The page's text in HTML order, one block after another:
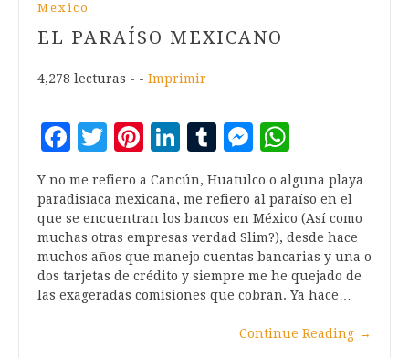
Mexico
EL PARAÍSO MEXICANO
4,278 lecturas - - Imprimir
Facebook
Twitter
Pinterest
LinkedIn
Tumblr
Messenger
Y no me refiero a Cancún, Huatulco o alguna playa
paradisíaca mexicana, me refiero al paraíso en el
que se encuentran los bancos en México (Así como
muchas otras empresas verdad Slim?), desde hace
muchos años que manejo cuentas bancarias y una o
dos tarjetas de crédito y siempre me he quejado de
las exageradas comisiones que cobran. Ya hace…
Continue Reading →